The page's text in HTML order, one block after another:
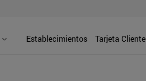
Establecimientos Tarjeta Cliente